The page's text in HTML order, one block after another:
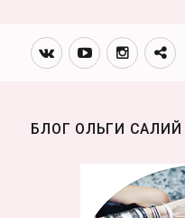
Вконтакте
Youtube
БЛОГ ОЛЬГИ САЛИЙ